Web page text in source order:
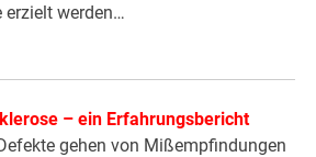
erzielt werden…
– ein Erfahrungsbericht
gehen von Mißempfindungen